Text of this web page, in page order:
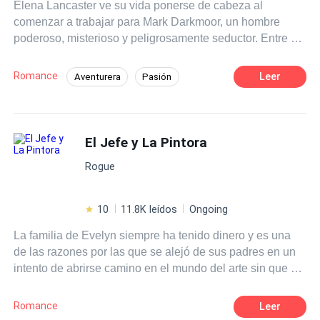
Elena Lancaster ve su vida ponerse de cabeza al
comenzar a trabajar para Mark Darkmoor, un hombre
poderoso, misterioso y peligrosamente seductor. Entre un
explicar, se acerca a un secreto sobrenatural que puede
cambiar su destino para siempre.
Romance Aventurera Pasión Leer
El Jefe y La Pintora
Rogue
10 11.8K leídos Ongoing
La familia de Evelyn siempre ha tenido dinero y es una
de las razones por las que se alejó de sus padres en un
intento de abrirse camino en el mundo del arte sin que su
padre entra en bancarrota, no le queda más que suplicar
Romance Leer